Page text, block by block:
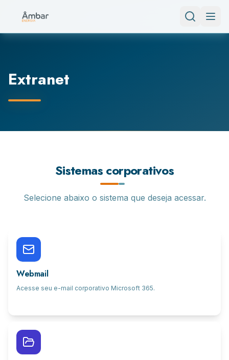
Extranet
Sistemas corporativos
Selecione abaixo o sistema que deseja acessar.
Webmail
Acesse seu e-mail corporativo Microsoft 365.